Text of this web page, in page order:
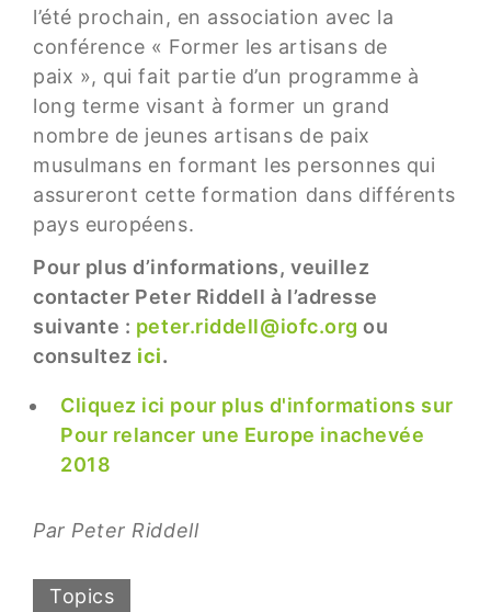
l’été prochain, en association avec la
conférence « Former les artisans de
paix », qui fait partie d’un programme à
long terme visant à former un grand
nombre de jeunes artisans de paix
musulmans en formant les personnes qui
assureront cette formation dans différents
pays européens.
Pour plus d’informations, veuillez
contacter Peter Riddell à l’adresse
suivante : peter.riddell@iofc.org ou
consultez ici.
Cliquez ici pour plus d'informations sur
Pour relancer une Europe inachevée
2018
Par Peter Riddell
Topics